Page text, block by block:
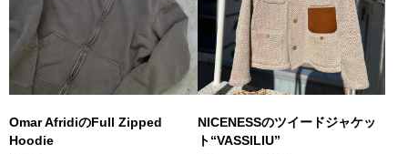
Omar AfridiのFull Zipped
Hoodie
NICENESSのツイードジャケッ
ト“VASSILIU”